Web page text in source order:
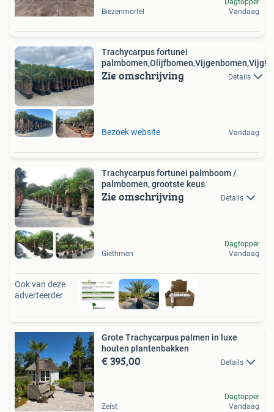
Biezenmortel
Dagtopper
Vandaag
Trachycarpus fortunei
palmbomen,Olijfbomen,Vijgenbomen,Vijg!
Zie omschrijving Details
Bezoek website Vandaag
Trachycarpus fortunei palmboom /
palmbomen, grootste keus
Zie omschrijving Details
Giethmen
Dagtopper
Vandaag
Ook van deze
adverteerder
Grote Trachycarpus palmen in luxe
houten plantenbakken
€ 395,00 Details
Zeist
Dagtopper
Vandaag